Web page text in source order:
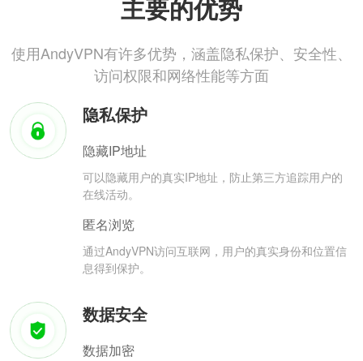
主要的优势
使用AndyVPN有许多优势，涵盖隐私保护、安全性、
访问权限和网络性能等方面
隐私保护
隐藏IP地址
可以隐藏用户的真实IP地址，防止第三方追踪用户的
在线活动。
匿名浏览
通过AndyVPN访问互联网，用户的真实身份和位置信
息得到保护。
数据安全
数据加密